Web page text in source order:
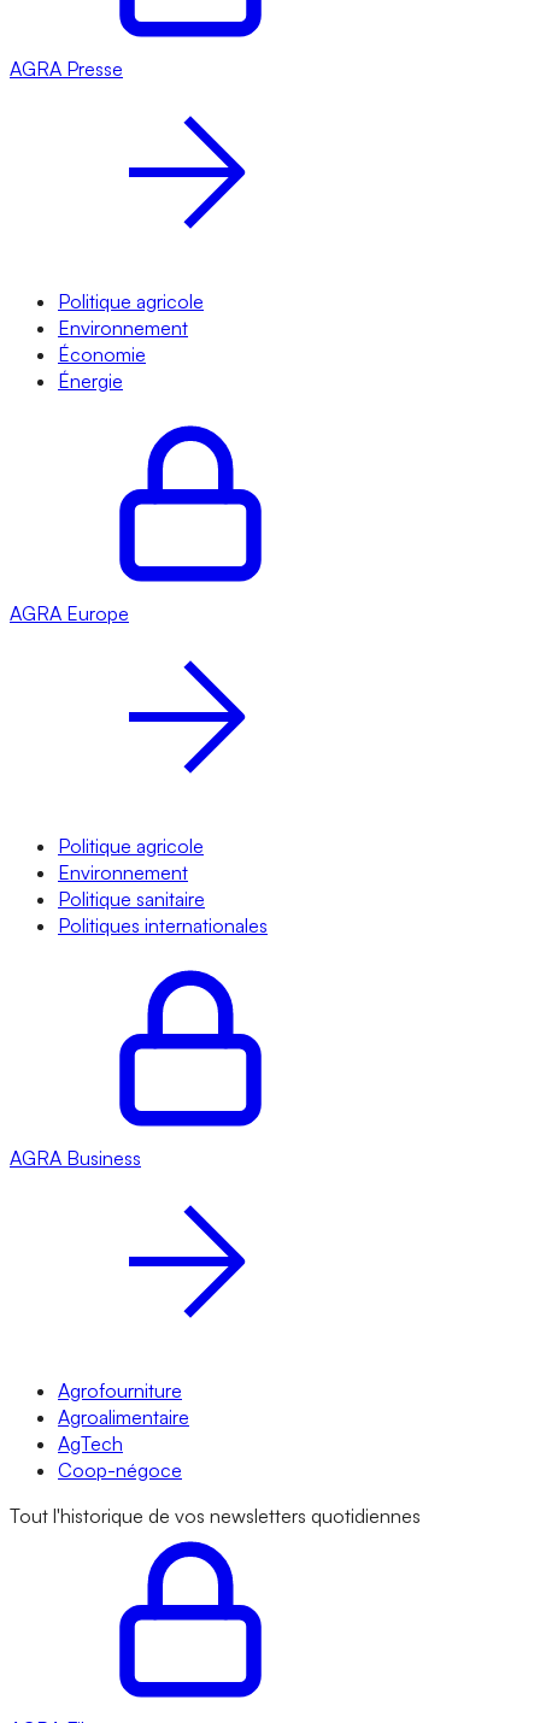
AGRA Presse
Politique agricole
Environnement
Économie
Énergie
AGRA Europe
Politique agricole
Environnement
Politique sanitaire
Politiques internationales
AGRA Business
Agrofourniture
Agroalimentaire
AgTech
Coop-négoce
Tout l'historique de vos newsletters quotidiennes